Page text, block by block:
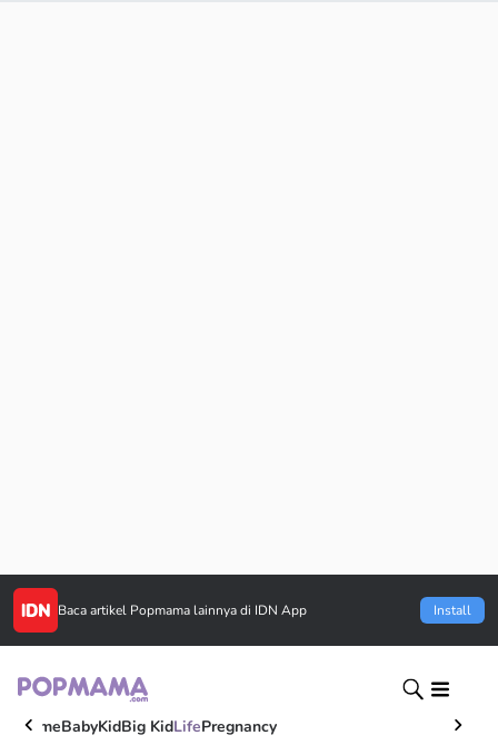
Baca artikel Popmama lainnya di IDN App Install
HomeBabyKidBig KidLifePregnancy